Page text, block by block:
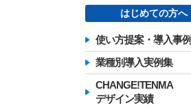
はじめての方へ
使い方提案・導入事例
業種別導入実例集
CHANGE!TENMA
デザイン実績